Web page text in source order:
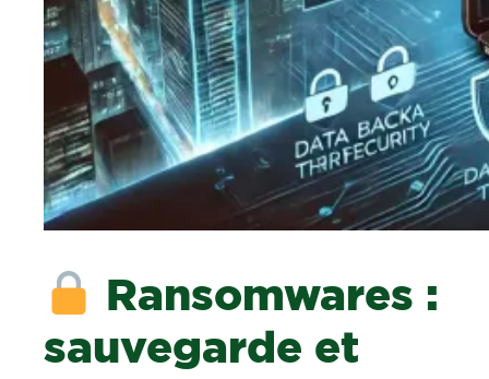
Ransomwares :
sauvegarde et